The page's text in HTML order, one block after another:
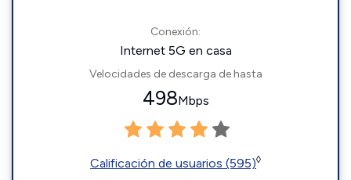
Conexión:
Internet 5G en casa
Velocidades de descarga de hasta
498Mbps
Calificación de usuarios (595)◊